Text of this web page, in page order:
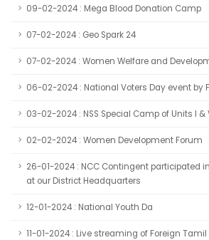
09-02-2024 : Mega Blood Donation Camp
07-02-2024 : Geo Spark 24
07-02-2024 : Women Welfare and
06-02-2024 : National Voters Day event by
03-02-2024 : NSS Special Camp of Units I &
02-02-2024 : Women Development Forum
26-01-2024 : NCC Contingent participated
at our District Headquarters
12-01-2024 : National Youth Da
11-01-2024 : Live streaming of Foreign Tamil